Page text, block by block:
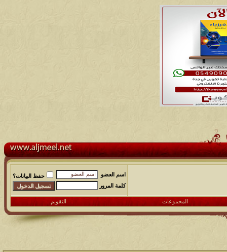
اسم العضو
حفظ البيانات؟
كلمة المرور
المجموعات التقويم